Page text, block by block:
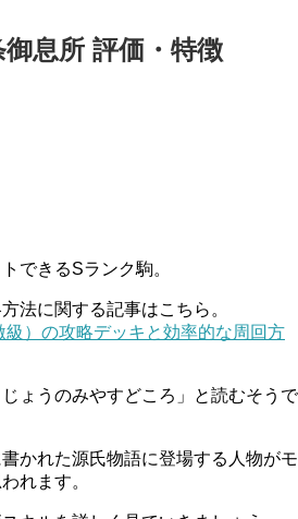
息所 評価・特徴
できるSランク駒。
法に関する記事はこちら。
）の攻略デッキと効率的な周回方
ょうのみやすどころ」と読むそうで
かれた源氏物語に登場する人物がモ
れます。